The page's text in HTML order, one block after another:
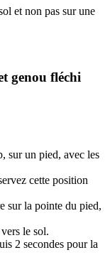
et non pas sur une
genou fléchi
sur un pied, avec les
cette position
sur la pointe du pied,
le sol.
2 secondes pour la